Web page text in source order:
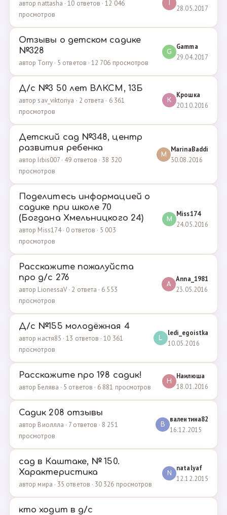
автор nattasha · 10 ответов · 12 046
просмотров
28.05.2017
Отзывы о детском садике
№328
автор Torry · 5 ответов · 12 706 просмотров
G
Gamma
29.04.2017
Д/с №3 50 лет ВЛКСМ, 13Б
автор sav_viktoriya · 2 ответа · 6 361
просмотров
К
Крошка
20.10.2016
Детский сад №348, центр
развития ребенка
автор Irbis007 · 49 ответов · 38 320
просмотров
M
MarinaBaddi
30.08.2016
Поделитесь информацией о
садике при школе 70
(Богдана Хмельницкого 24)
автор Miss174 · 0 ответов · 5 003
просмотров
M
Miss174
24.05.2016
Расскажите пожалуйста
про д/с 276
автор LionessaV · 2 ответа · 6 553
просмотров
A
Anna_1981
23.05.2016
Д/с №155 молодёжная 4
автор настя85 · 13 ответов · 10 361
просмотров
L
ledi_egoistka
10.05.2016
Расскажите про 198 садик!
автор Белява · 5 ответов · 6 881 просмотров
Н
Наилюша
18.01.2016
Садик 208 отзывы
автор Виоллла · 7 ответов · 8 251
просмотров
В
валентина82
16.12.2015
сад в Каштаке, № 150.
Характеристика
автор мира · 35 ответов · 30 326 просмотров
N
natalyaf
12.12.2015
кто ходит в д/с